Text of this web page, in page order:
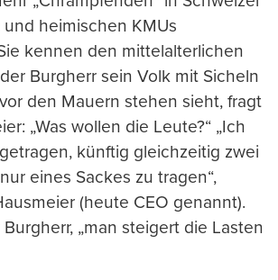
heimischen KMUs
kennen den mittelalterlichen
Burgherr sein Volk mit Sicheln
den Mauern stehen sieht, fragt
„Was wollen die Leute?“ „Ich
künftig gleichzeitig zwei
eines Sackes zu tragen“,
(heute CEO genannt).
Burgherr, „man steigert die Lasten